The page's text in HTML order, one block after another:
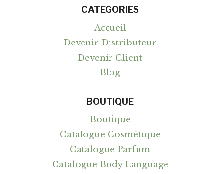
CATEGORIES
Accueil
Devenir Distributeur
Devenir Client
Blog
BOUTIQUE
Boutique
Catalogue Cosmétique
Catalogue Parfum
Catalogue Body Language